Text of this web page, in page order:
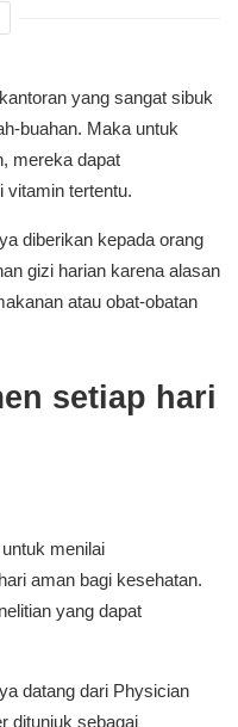
yang sangat sibuk
buahan. Maka untuk
mereka dapat
vitamin tertentu.
diberikan kepada orang
gizi harian karena alasan
atau obat-obatan
setiap hari
menilai
aman bagi kesehatan.
yang dapat
datang dari Physician
ditunjuk sebagai